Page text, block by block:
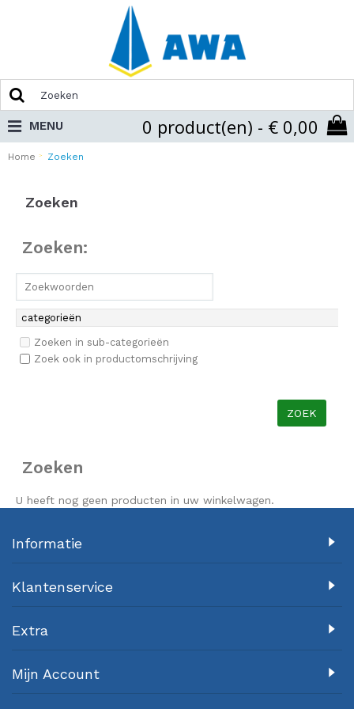
0 product(en) - € 0,00
MENU
Home Zoeken
Zoeken
Zoeken:
Zoeken in sub-categorieën
Zoek ook in productomschrijving
Zoeken
U heeft nog geen producten in uw winkelwagen.
Informatie
Klantenservice
Extra
Mijn Account